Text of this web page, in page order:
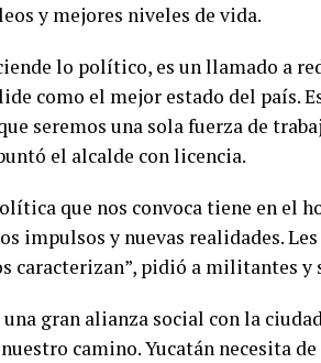
y mejores niveles de vida.
lo político, es un llamado a
como el mejor estado del país.
seremos una sola fuerza de
el alcalde con licencia.
que nos convoca tiene en el
impulsos y nuevas realidades.
caracterizan”, pidió a militantes
gran alianza social con la
camino. Yucatán necesita